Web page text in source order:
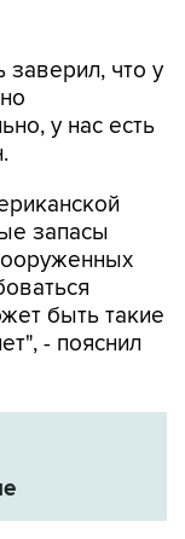
что у
у нас есть
быть такие
- пояснил
ракеты Украина